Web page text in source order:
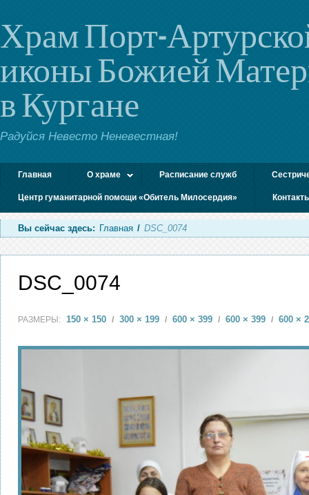
Храм Порт-
иконы Божией
в Кургане
Радуйся Невесто Неневестная!
Главная О храме Расписание служб
Центр гуманитарной помощи «Обитель Милосердия»
Вы сейчас здесь: Главная / DSC_0074
DSC_0074
РАЗМЕРЫ: 150 × 150 / 300 × 199 / 600 × 399 / 600 × 399 / 600 ×